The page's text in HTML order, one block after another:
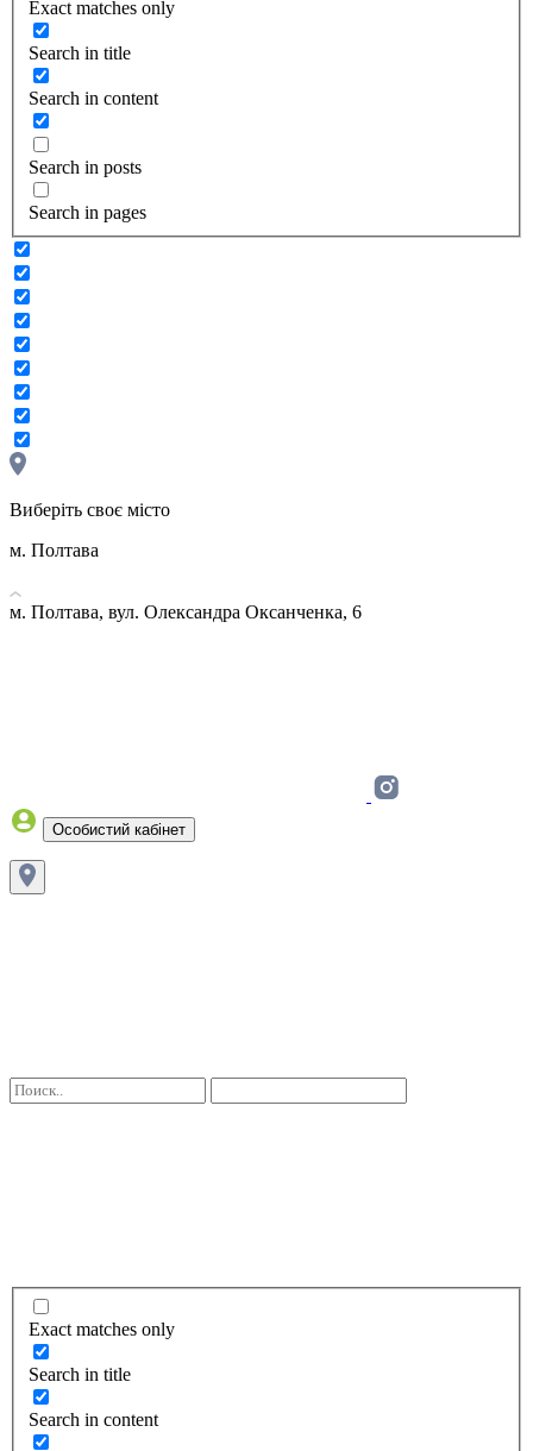
Exact matches only
Search in title
Search in content
Search in posts
Search in pages
Виберіть своє місто
м. Полтава
м. Полтава, вул. Олександра Оксанченка, 6
Особистий кабінет
Exact matches only
Search in title
Search in content